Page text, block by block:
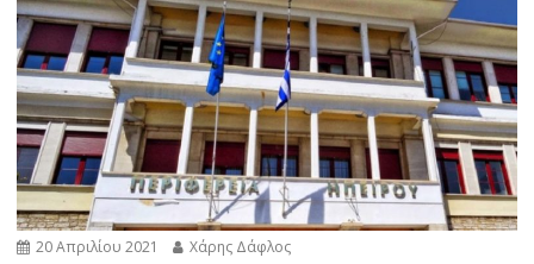
20 Απριλίου 2021 Χάρης Δάφλος